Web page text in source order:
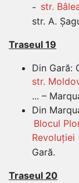
- str.
str. A.
Traseul 19
Din Gară:
str.
... –
Din
Blocul
Revoluției
Gară.
Traseul 20